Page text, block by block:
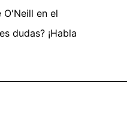
en el
dudas? ¡Habla